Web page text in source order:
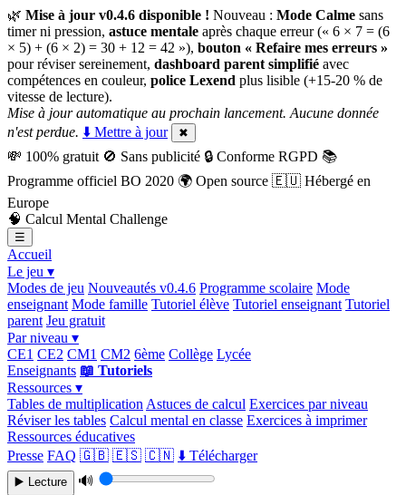
🌿 Mise à jour v0.4.6 disponible ! Nouveau : Mode Calme sans
timer ni pression, astuce mentale après chaque erreur (« 6 × 7 = (6
× 5) + (6 × 2) = 30 + 12 = 42 »), bouton « Refaire mes erreurs »
pour réviser sereinement, dashboard parent simplifié avec
compétences en couleur, police Lexend plus lisible (+15-20 % de
vitesse de lecture).
Mise à jour automatique au prochain lancement. Aucune donnée
n'est perdue. ⬇️ Mettre à jour ✖
💸 100% gratuit 🚫 Sans publicité 🔒 Conforme RGPD 📚
Programme officiel BO 2020 🌍 Open source 🇪🇺 Hébergé en
Europe
🧠 Calcul Mental Challenge
☰
Accueil
Le jeu ▾
Modes de jeu Nouveautés v0.4.6 Programme scolaire Mode
enseignant Mode famille Tutoriel élève Tutoriel enseignant Tutoriel
parent Jeu gratuit
Par niveau ▾
CE1 CE2 CM1 CM2 6ème Collège Lycée
Enseignants 📖 Tutoriels
Ressources ▾
Tables de multiplication Astuces de calcul Exercices par niveau
Réviser les tables Calcul mental en classe Exercices à imprimer
Ressources éducatives
Presse FAQ 🇬🇧 🇪🇸 🇨🇳 ⬇️ Télécharger
▶️ Lecture
🔊